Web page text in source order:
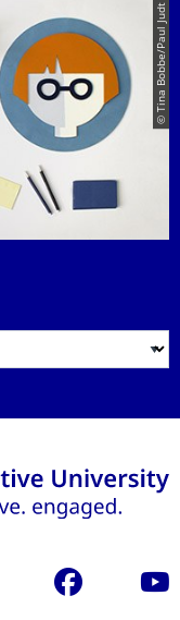
© Tina Bobbe/Paul Judt
Facebook